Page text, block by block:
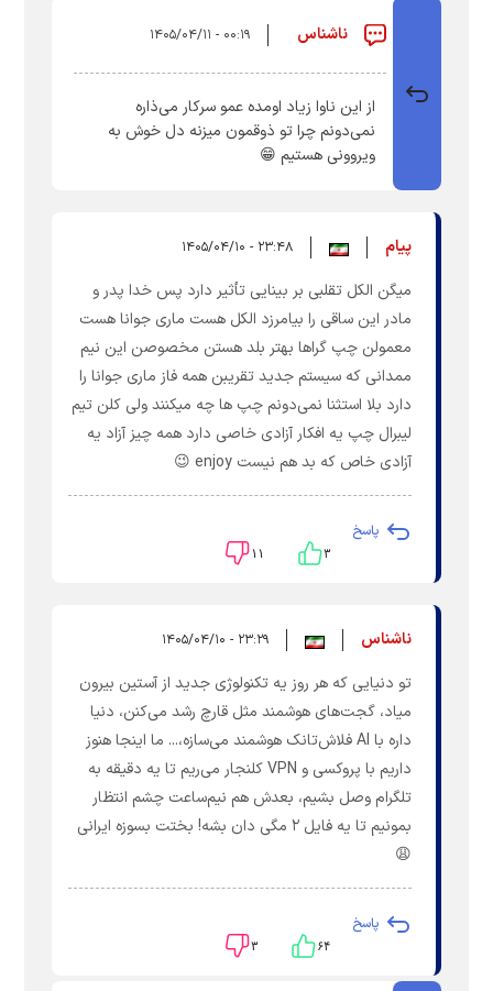
ناشناس ۰۰:۱۹ - ۱۴۰۵/۰۴/۱۱
از این ناوا زیاد اومده عمو سرکار می‌ذاره
نمی‌دونم چرا تو ذوقمون میزنه دل خوش به
ویروونی هستیم 😁
پیام ۲۳:۴۸ - ۱۴۰۵/۰۴/۱۰
میگن الکل تقلبی بر بینایی تأثیر دارد پس خدا پدر و
مادر این ساقی را بیامرزد الکل هست ماری جوانا هست
معمولن چپ گراها بهتر بلد هستن مخصوصن این نیم
ممدانی که سیستم جدید تقریبن همه فاز ماری جوانا را
دارد بلا استثنا نمی‌دونم چپ ها چه میکنند ولی کلن تیم
لیبرال چپ یه افکار آزادی خاصی دارد همه چیز آزاد یه
آزادی خاص که بد هم نیست enjoy 😉
پاسخ
۳ ۱۱
ناشناس ۲۳:۲۹ - ۱۴۰۵/۰۴/۱۰
تو دنیایی که هر روز یه تکنولوژی جدید از آستین بیرون
میاد، گجت‌های هوشمند مثل قارچ رشد می‌کنن، دنیا
داره با AI فلاش‌تانک هوشمند می‌سازه،... ما اینجا هنوز
داریم با پروکسی و VPN کلنجار می‌ریم تا یه دقیقه به
تلگرام وصل بشیم، بعدش هم نیم‌ساعت چشم‌ انتظار
بمو‌نیم تا یه فایل ۲ مگی دان بشه! بختت بسوزه ایرانی
😩
پاسخ
۶۴ ۳